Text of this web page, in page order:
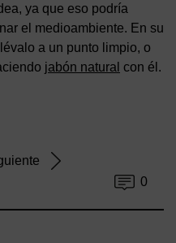
ya que eso podría
el medioambiente. En su
a un punto limpio, o
jabón natural con él.
0